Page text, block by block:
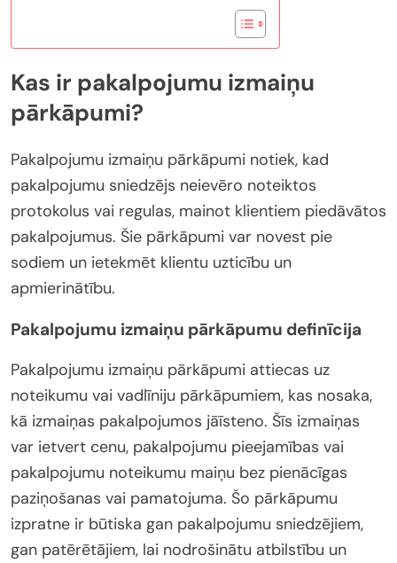
Kas ir pakalpojumu izmaiņu
pārkāpumi?
Pakalpojumu izmaiņu pārkāpumi notiek, kad
pakalpojumu sniedzējs neievēro noteiktos
protokolus vai regulas, mainot klientiem piedāvātos
pakalpojumus. Šie pārkāpumi var novest pie
sodiem un ietekmēt klientu uzticību un
apmierinātību.
Pakalpojumu izmaiņu pārkāpumu definīcija
Pakalpojumu izmaiņu pārkāpumi attiecas uz
noteikumu vai vadlīniju pārkāpumiem, kas nosaka,
kā izmaiņas pakalpojumos jāīsteno. Šīs izmaiņas
var ietvert cenu, pakalpojumu pieejamības vai
pakalpojumu noteikumu maiņu bez pienācīgas
paziņošanas vai pamatojuma. Šo pārkāpumu
izpratne ir būtiska gan pakalpojumu sniedzējiem,
gan patērētājiem, lai nodrošinātu atbilstību un